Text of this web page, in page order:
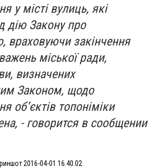
у місті вулиць, які
дію Закону про
враховуючи закінчення
міської ради,
визначених
Законом, щодо
об’єктів топоніміки
- говорится в сообщении
2016-04-01 16.40.02